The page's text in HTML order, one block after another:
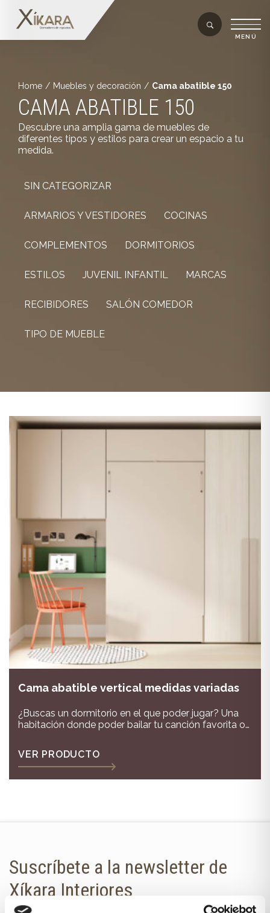
Home / Muebles y decoración / Cama abatible 150
CAMA ABATIBLE 150
Descubre una amplia gama de muebles de
diferentes tipos y estilos para crear un espacio a tu
medida.
SIN CATEGORIZAR
ARMARIOS Y VESTIDORES COCINAS
COMPLEMENTOS DORMITORIOS
ESTILOS JUVENIL INFANTIL MARCAS
RECIBIDORES SALÓN COMEDOR
TIPO DE MUEBLE
Cama abatible vertical medidas variadas
¿Buscas un dormitorio en el que poder jugar? Una
habitación donde poder bailar tu canción favorita o
esas canciones de los 80 que le hacen vibrar a lo
dirty dancing! Un dormitorio en el que tengamos
espacio y todo lo que necesitamos es el sueño de
todo niño o adolescente y más de unos padres que
VER PRODUCTO
Suscríbete a la newsletter de
Xíkara Interiores